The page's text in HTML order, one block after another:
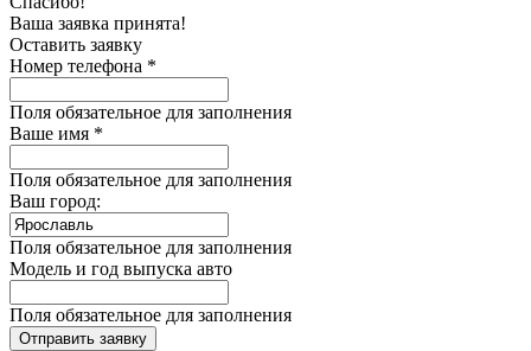
Ваша заявка принята!
Оставить заявку
Номер телефона *
Поля обязательное для заполнения
Ваше имя *
Поля обязательное для заполнения
Ваш город:
Поля обязательное для заполнения
Модель и год выпуска авто
Поля обязательное для заполнения
Отправить заявку